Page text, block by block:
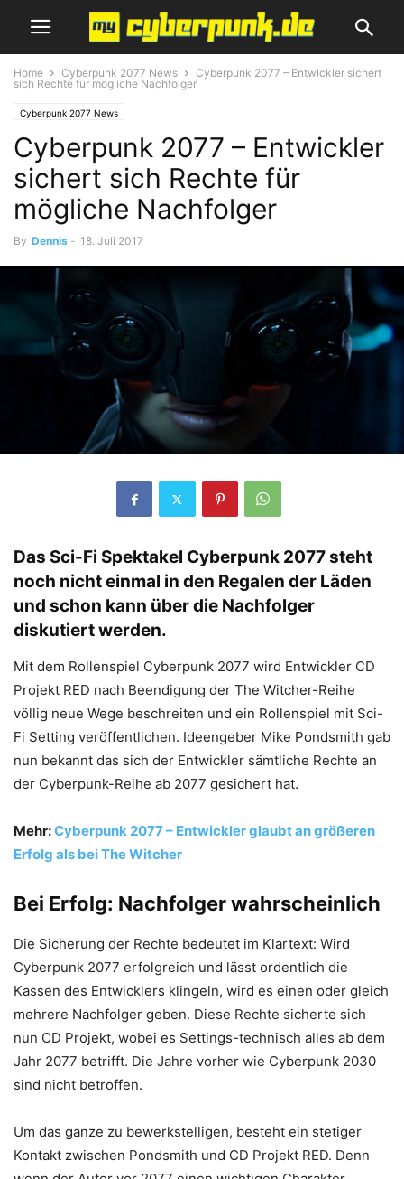
Home Cyberpunk 2077 News
Cyberpunk 2077 – Entwickler sichert
sich Rechte für mögliche Nachfolger
Cyberpunk 2077 News
Cyberpunk 2077 – Entwickler
sichert sich Rechte für
mögliche Nachfolger
By Dennis - 18. Juli 2017
Das Sci-Fi Spektakel Cyberpunk 2077 steht
noch nicht einmal in den Regalen der Läden
und schon kann über die Nachfolger
diskutiert werden.
Mit dem Rollenspiel Cyberpunk 2077 wird Entwickler CD
Projekt RED nach Beendigung der The Witcher-Reihe
völlig neue Wege beschreiten und ein Rollenspiel mit Sci-
Fi Setting veröffentlichen. Ideengeber Mike Pondsmith gab
nun bekannt das sich der Entwickler sämtliche Rechte an
der Cyberpunk-Reihe ab 2077 gesichert hat.
Mehr:Cyberpunk 2077 – Entwickler glaubt an größeren
Erfolg als bei The Witcher
Bei Erfolg: Nachfolger wahrscheinlich
Die Sicherung der Rechte bedeutet im Klartext: Wird
Cyberpunk 2077 erfolgreich und lässt ordentlich die
Kassen des Entwicklers klingeln, wird es einen oder gleich
mehrere Nachfolger geben. Diese Rechte sicherte sich
nun CD Projekt, wobei es Settings-technisch alles ab dem
Jahr 2077 betrifft. Die Jahre vorher wie Cyberpunk 2030
sind nicht betroffen.
Um das ganze zu bewerkstelligen, besteht ein stetiger
Kontakt zwischen Pondsmith und CD Projekt RED. Denn